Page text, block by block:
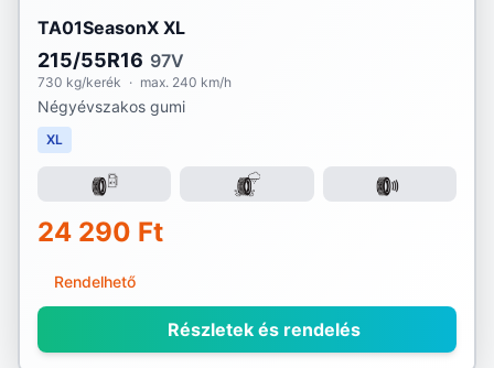
TA01SeasonX XL
215/55R16 97V
730 kg/kerék · max. 240 km/h
Négyévszakos gumi
XL
24 290 Ft
Rendelhető
Részletek és rendelés